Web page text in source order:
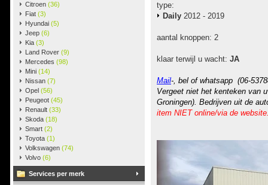
Citroen (36)
Fiat (3)
Hyundai (5)
Jeep (6)
Kia (3)
Land Rover (9)
Mercedes (98)
Mini (14)
Nissan (7)
Opel (56)
Peugeot (45)
Renault (33)
Skoda (18)
Smart (2)
Toyota (1)
Volkswagen (74)
Volvo (6)
Services per merk
type:
Daily 2012 - 2019
aantal knoppen: 2
klaar terwijl u wacht: JA
Mail-, bel of whatsapp (06-
Vergeet niet het kenteken van
Groningen). Bedrijven uit de
item NIET online/via de